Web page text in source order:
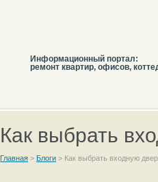
Информационный портал:
ремонт квартир, офисов,
Как выбрать
Главная > Блоги > Как выбрать входную